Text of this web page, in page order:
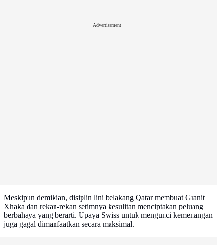
Advertisement
Meskipun demikian, disiplin lini belakang Qatar membuat Granit
Xhaka dan rekan-rekan setimnya kesulitan menciptakan peluang
berbahaya yang berarti. Upaya Swiss untuk mengunci kemenangan
juga gagal dimanfaatkan secara maksimal.